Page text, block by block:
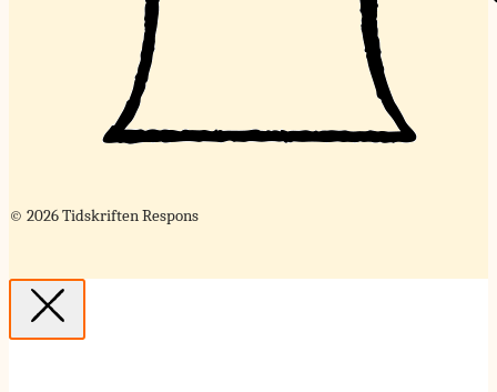
© 2026 Tidskriften Respons